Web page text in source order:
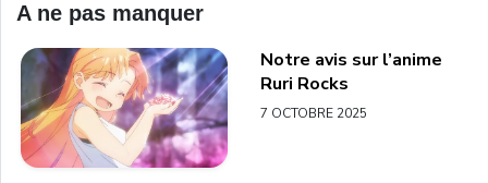
A ne pas manquer
Notre avis sur l’anime
Ruri Rocks
7 OCTOBRE 2025